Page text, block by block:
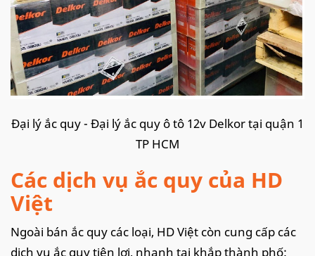
Đại lý ắc quy - Đại lý ắc quy ô tô 12v Delkor tại quận 1
TP HCM
Các dịch vụ ắc quy của HD
Việt
Ngoài bán ắc quy các loại, HD Việt còn cung cấp các
dịch vụ ắc quy tiện lợi, nhanh tại khắp thành phố: